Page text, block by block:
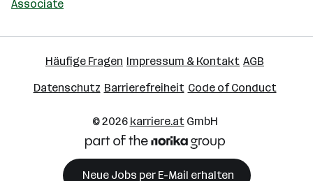
Associate
Häufige Fragen Impressum & Kontakt AGB
Datenschutz Barrierefreiheit Code of Conduct
© 2026 karriere.atGmbH
Neue Jobs per E-Mail erhalten